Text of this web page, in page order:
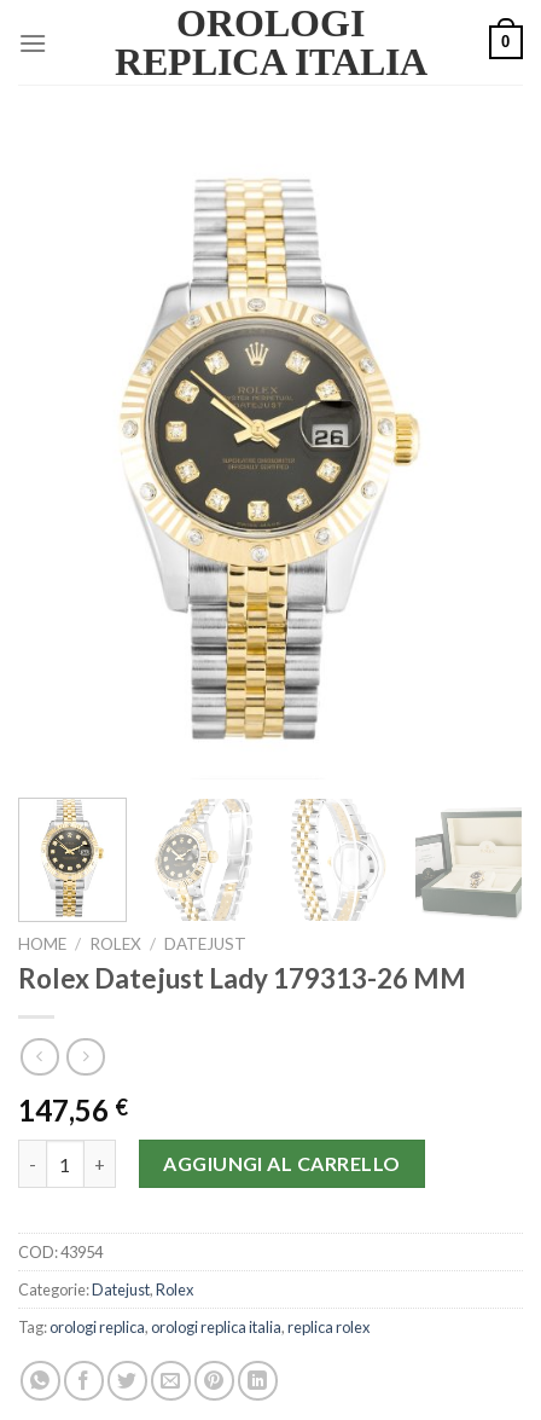
OROLOGI
REPLICA ITALIA
0
HOME / ROLEX / DATEJUST
Rolex Datejust Lady 179313-26 MM
147,56 €
AGGIUNGI AL CARRELLO
COD:43954
Categorie:Datejust,Rolex
Tag:orologi replica,orologi replica italia,replica rolex